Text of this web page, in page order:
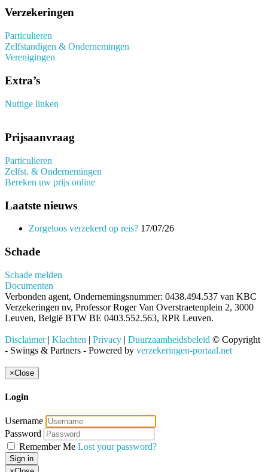
Verzekeringen
Particulieren
Zelfstandigen & Ondernemingen
Verenigingen
Extra’s
Nuttige linken
Prijsaanvraag
Particulieren
Zelfst. & Ondernemingen
Bereken uw prijs online
Laatste nieuws
Zorgeloos verzekerd op reis? 17/07/26
Schade
Schade melden
Documenten
Verbonden agent, Ondernemingsnummer: 0438.494.537 van KBC
Verzekeringen nv, Professor Roger Van Overstraetenplein 2, 3000
Leuven, België BTW BE 0403.552.563, RPR Leuven.
Disclaimer| Klachten | Privacy | Duurzaamheidsbeleid © Copyright
- Swings & Partners - Powered by verzekeringen-portaal.net
×Close
Login
Username
Password
Remember Me Lost your password?
Sign in